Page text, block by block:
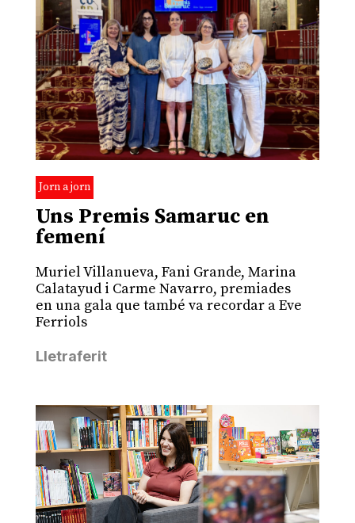
Jorn a jorn
Uns Premis Samaruc en
femení
Muriel Villanueva, Fani Grande, Marina
Calatayud i Carme Navarro, premiades
en una gala que també va recordar a Eve
Ferriols
Lletraferit